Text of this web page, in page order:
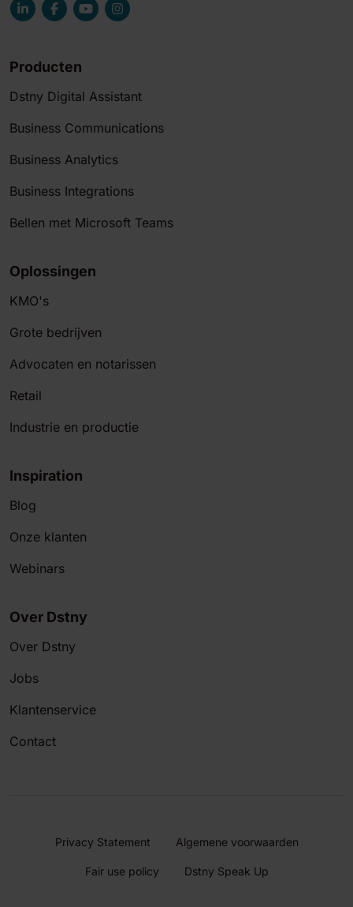
Producten
Dstny Digital Assistant
Business Communications
Business Analytics
Business Integrations
Bellen met Microsoft Teams
Oplossingen
KMO's
Grote bedrijven
Advocaten en notarissen
Retail
Industrie en productie
Inspiration
Blog
Onze klanten
Webinars
Over Dstny
Over Dstny
Jobs
Klantenservice
Contact
Privacy Statement Algemene voorwaarden
Fair use policy Dstny Speak Up